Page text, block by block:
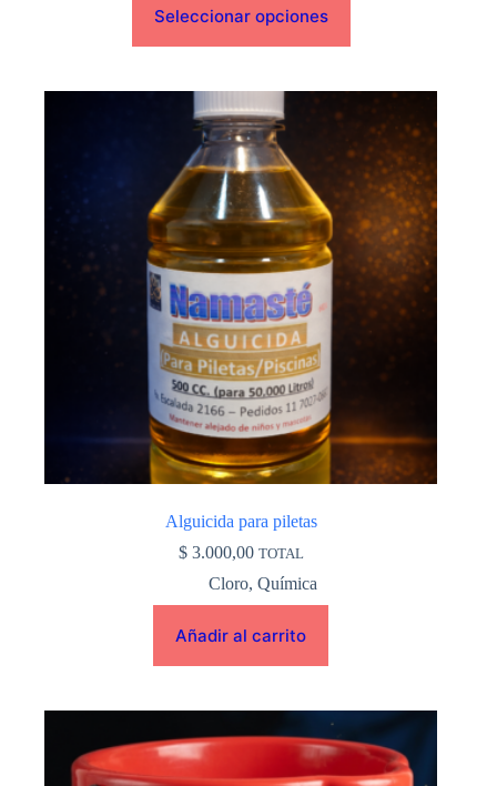
Seleccionar opciones
Alguicida para piletas
$3.000,00 TOTAL
Cloro,Química
Añadir al carrito
producto
múltiples